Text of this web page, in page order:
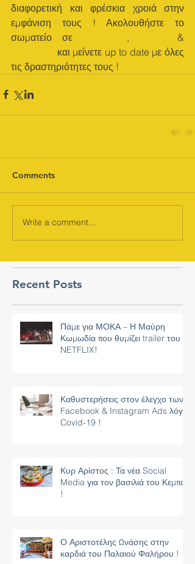
διαφορετική και φρέσκια χροιά στην
εμφάνιση τους ! Ακολουθήστε το
σωματείο σε
,
και μείνετε up to date με όλες
τις δραστηριότητες τους !
Comments
Write a comment...
Recent Posts
Πάμε για ΜΟΚΑ – Η Μαύρη
Κωμωδία που θυμίζει trailer του
NETFLIX!
Καθυστερήσεις στον έλεγχο των
Facebook & Instagram Ads λόγω
Covid-19 !
Κυρ Αρίστος : Τα νέα Social
Media για τον βασιλιά του Κεμπάπ
!
Ο Αριστοτέλης Ωνάσης στην
καρδιά του Παλαιού Φαλήρου !